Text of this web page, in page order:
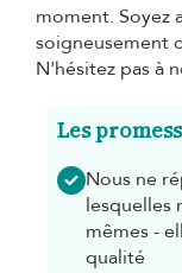
moment. Soyez
soigneusement
N'hésitez pas à
Les
Nous ne
lesquelles
mêmes -
qualité